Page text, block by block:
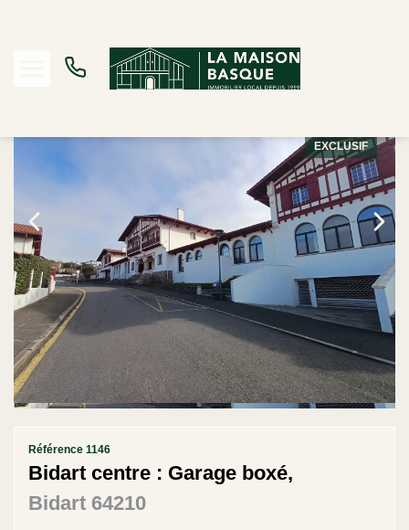
Acheter
Louer
Estimer
Biens vendus
Notre Agence
Vente parking / box 12.65 m², Bidart 64210Pyrénées-Atlantiques
Parking / Box Ref. : 1146
EXCLUSIF
Référence 1146
Bidart centre : Garage boxé,
Bidart 64210